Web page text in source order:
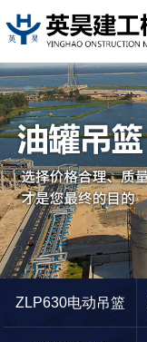
ZLP630电动吊篮